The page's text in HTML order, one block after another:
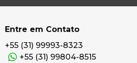
Entre em Contato
+55 (31) 99993-8323
+55 (31) 99804-8515